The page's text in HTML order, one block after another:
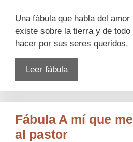
Una fábula que habla del
existe sobre la tierra y de
hacer por sus seres queridos.
Leer fábula
Fábula A mí que
al pastor